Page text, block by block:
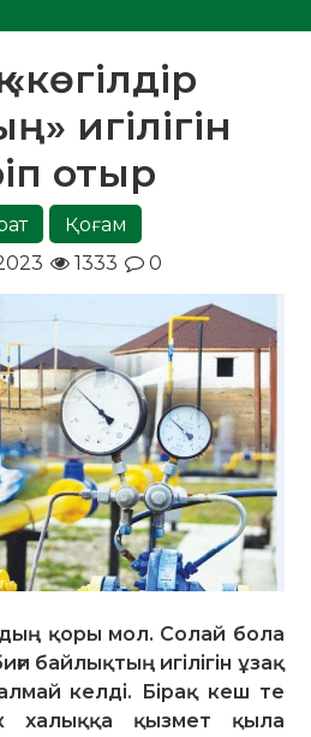
игілігін
отыр
Қоғам
1333 0
қоры мол. Солай бола
байлықтың игілігін ұзақ
келді. Бірақ кеш те
халыққа қызмет қыла